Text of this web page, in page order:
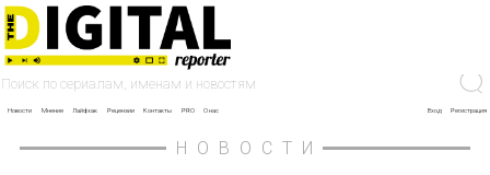
Новости Мнение Лайфхак Рецензии Контакты PRO О нас Вход Регистрация
НОВОСТИ